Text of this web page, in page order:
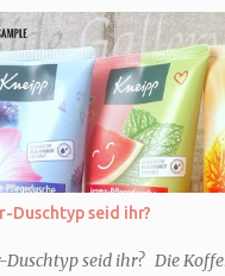
Duschtyp seid ihr?
Duschtyp seid ihr? Die